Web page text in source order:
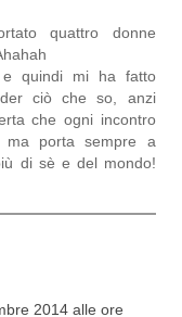
quattro donne
e quindi mi ha fatto
ciò che so, anzi
che ogni incontro
porta sempre a
di sè e del mondo!
2014 alle ore